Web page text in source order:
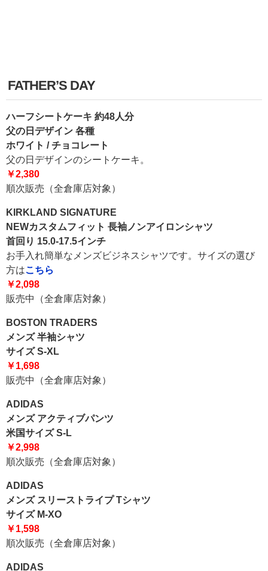
FATHER’S DAY
ハーフシートケーキ 約48人分
父の日デザイン 各種
ホワイト / チョコレート
父の日デザインのシートケーキ。
￥2,380
順次販売（全倉庫店対象）
KIRKLAND SIGNATURE
NEWカスタムフィット 長袖ノンアイロンシャツ
首回り 15.0-17.5インチ
お手入れ簡単なメンズビジネスシャツです。サイズの選び
方はこちら
￥2,098
販売中（全倉庫店対象）
BOSTON TRADERS
メンズ 半袖シャツ
サイズ S-XL
￥1,698
販売中（全倉庫店対象）
ADIDAS
メンズ アクティブパンツ
米国サイズ S-L
￥2,998
順次販売（全倉庫店対象）
ADIDAS
メンズ スリーストライプ Tシャツ
サイズ M-XO
￥1,598
順次販売（全倉庫店対象）
ADIDAS